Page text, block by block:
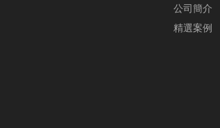
公司簡介
精選案例